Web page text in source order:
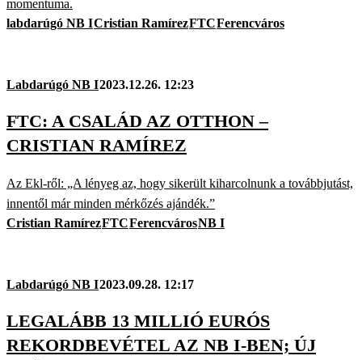
momentuma.
labdarúgó NB ICristian RamírezFTCFerencváros
Labdarúgó NB I2023.12.26. 12:23
FTC: A CSALÁD AZ OTTHON –
CRISTIAN RAMÍREZ
Az Ekl-ről: „A lényeg az, hogy sikerült kiharcolnunk a továbbjutást,
innentől már minden mérkőzés ajándék.”
Cristian RamírezFTCFerencvárosNB I
Labdarúgó NB I2023.09.28. 12:17
LEGALÁBB 13 MILLIÓ EURÓS
REKORDBEVÉTEL AZ NB I-BEN; ÚJ